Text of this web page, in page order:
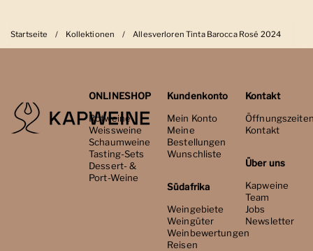
Startseite / Kollektionen / Allesverloren Tinta Barocca Rosé 2024
ONLINESHOP
Rotweine
Weissweine
Schaumweine
Tasting-Sets
Dessert- &
Port-Weine
Kundenkonto
Mein Konto
Meine
Bestellungen
Wunschliste
Südafrika
Weingebiete
Weingüter
Weinbewertungen
Reisen
Kontakt
Kontakt
Über uns
Kapweine
Team
Jobs
Newsletter